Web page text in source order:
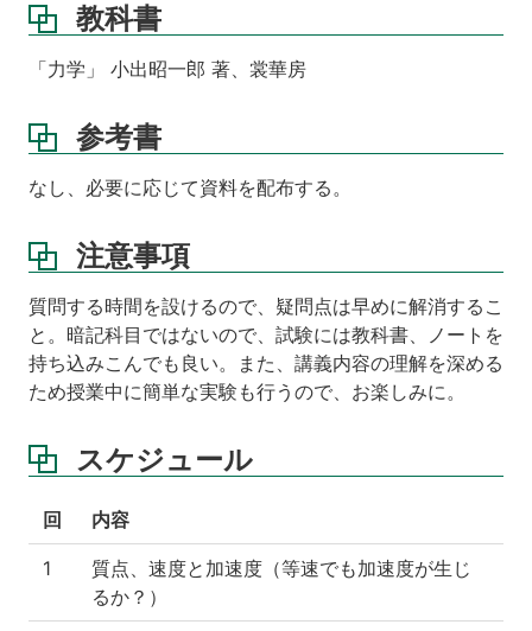
教科書
「力学」 小出昭一郎 著、裳華房
参考書
なし、必要に応じて資料を配布する。
注意事項
質問する時間を設けるので、疑問点は早めに解消するこ
と。暗記科目ではないので、試験には教科書、ノートを
持ち込みこんでも良い。また、講義内容の理解を深める
ため授業中に簡単な実験も行うので、お楽しみに。
スケジュール
回 内容
1
質点、速度と加速度（等速でも加速度が生じ
るか？）